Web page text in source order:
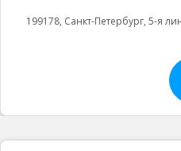
199178, Санкт-Петербург, 5-я